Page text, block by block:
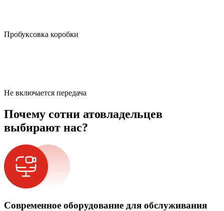
Пробуксовка коробки
Не включается передача
Почему сотни атовладельцев
выбирают нас?
Современное оборудование для обслуживания